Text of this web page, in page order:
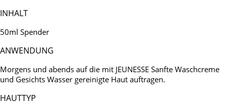
INHALT
50ml Spender
ANWENDUNG
Morgens und abends auf die mit JEUNESSE Sanfte Waschcreme
und Gesichts Wasser gereinigte Haut auftragen.
HAUTTYP